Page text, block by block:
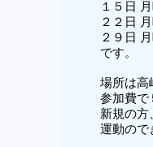
１５日
２２日
２９日
です。
場所は高
参加費で
新規の方
運動ので